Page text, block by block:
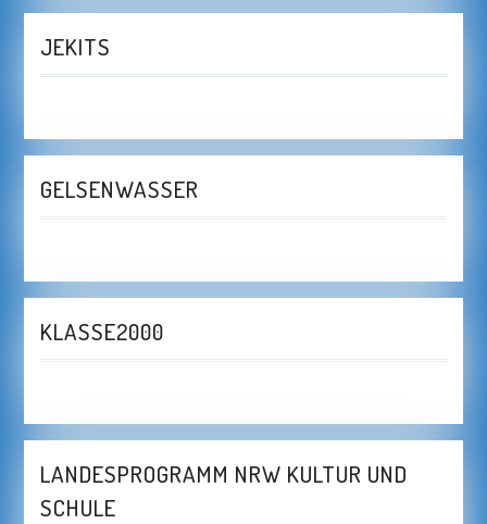
JEKITS
GELSENWASSER
KLASSE2000
LANDESPROGRAMM NRW KULTUR UND
SCHULE